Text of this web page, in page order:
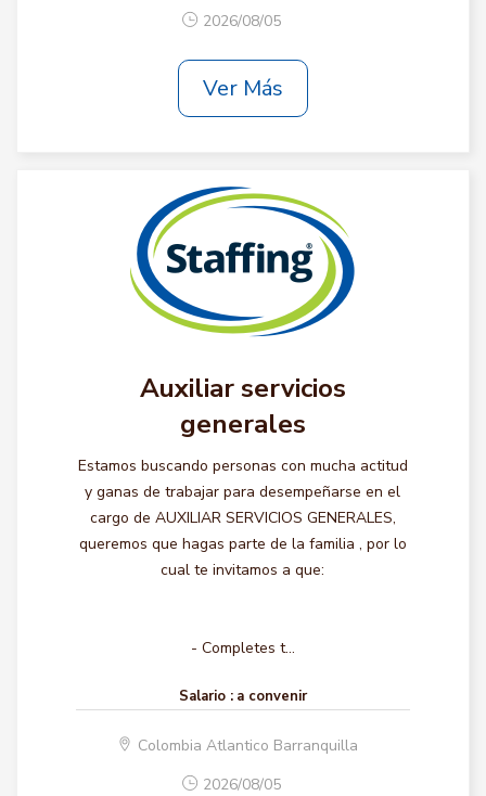
2026/08/05
Ver Más
Auxiliar servicios
generales
Estamos buscando personas con mucha actitud
y ganas de trabajar para desempeñarse en el
cargo de AUXILIAR SERVICIOS GENERALES,
queremos que hagas parte de la familia , por lo
cual te invitamos a que:
- Completes t...
Salario : a convenir
Colombia Atlantico Barranquilla
2026/08/05